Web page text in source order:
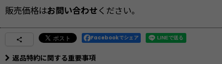
販売価格はお問い合わせください。
Facebookでシェア
返品特約に関する重要事項